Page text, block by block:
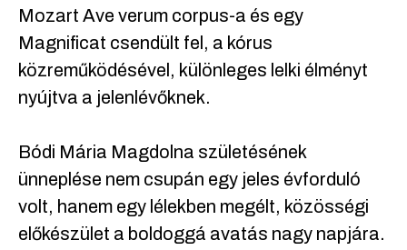
Mozart Ave verum corpus-a és egy
Magnificat csendült fel, a kórus
közreműködésével, különleges lelki élményt
nyújtva a jelenlévőknek.
Bódi Mária Magdolna születésének
ünneplése nem csupán egy jeles évforduló
volt, hanem egy lélekben megélt, közösségi
előkészület a boldoggá avatás nagy napjára.